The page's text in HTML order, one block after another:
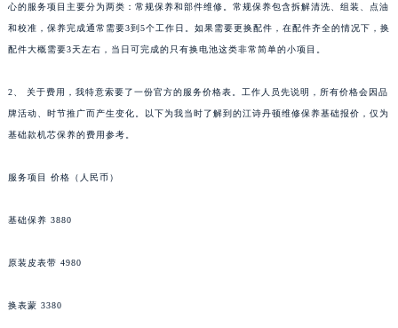
心的服务项目主要分为两类：常规保养和部件维修。常规保养包含拆解清洗、组装、点油
和校准，保养完成通常需要3到5个工作日。如果需要更换配件，在配件齐全的情况下，换
配件大概需要3天左右，当日可完成的只有换电池这类非常简单的小项目。
2、 关于费用，我特意索要了一份官方的服务价格表。工作人员先说明，所有价格会因品
牌活动、时节推广而产生变化。以下为我当时了解到的江诗丹顿维修保养基础报价，仅为
基础款机芯保养的费用参考。
服务项目 价格（人民币）
基础保养 3880
原装皮表带 4980
换表蒙 3380